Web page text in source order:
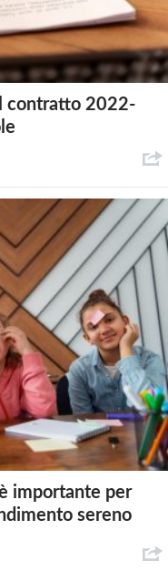
contratto 2022-
importante per
sereno